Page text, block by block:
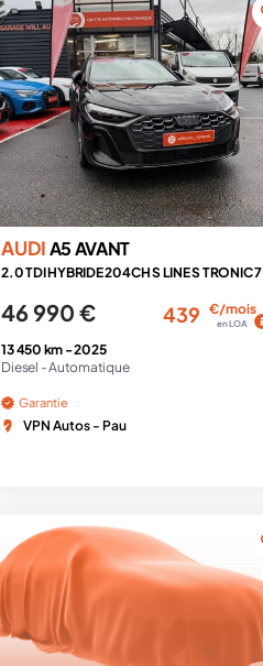
AUDIA5 AVANT
2.0 TDI HYBRIDE 204CH S LINE S TRONIC 7
46 990 € 439 €/mois
en LOA
13 450 km -2025
Diesel -Automatique
Garantie
VPN Autos - Pau